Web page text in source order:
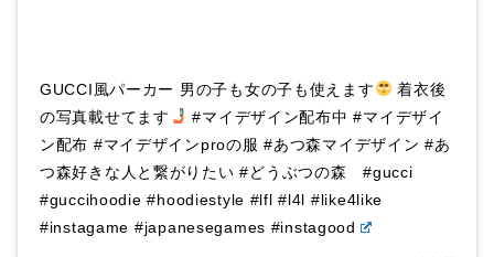
GUCCI風パーカー 男の子も女の子も使えます
着衣後
の写真載せてます
#マイデザイン配布中 #マイデザイ
ン配布 #マイデザインproの服 #あつ森マイデザイン #あ
つ森好きな人と繋がりたい #どうぶつの森 #gucci
#guccihoodie #hoodiestyle #lfl #l4l #like4like
#instagame #japanesegames #instagood